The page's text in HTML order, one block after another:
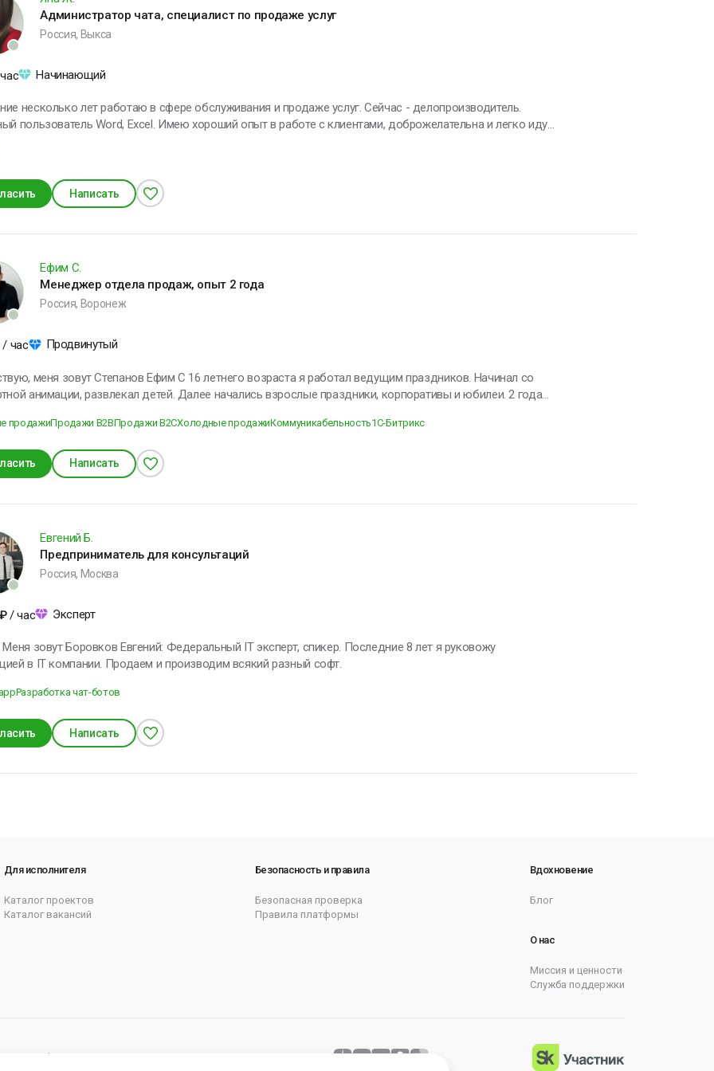
Администратор чата, специалист по продаже услуг
Россия, Выкса
Начинающий
несколько лет работаю в сфере обслуживания и продаже услуг. Сейчас - делопроизводитель.
Word, Excel. Имею хороший опыт в работе с клиентами, доброжелательна и легко иду
Написать
Ефим С.
Менеджер отдела продаж, опыт 2 года
Россия, Воронеж
/ час Продвинутый
Степанов Ефим С 16 летнего возраста я работал ведущим праздников. Начинал со
анимации, развлекал детей. Далее начались взрослые праздники, корпоративы и юбилеи. 2 года
продающей продукт для бизнеса. До этого продавал онлайн-курсы для 10-11 классов.
умение договориться с клиентом и главное - продавать Из любимых
игры, времяпрепровождение с друзьями, спорт зал Я люблю и готов делиться опытом
продажиПродажи B2BПродажи B2CХолодные продажиКоммуникабельность1C-Битрикс
Написать
Евгений Б.
Предприниматель для консультаций
Россия, Москва
₽ / час Эксперт
зовут Боровков Евгений: Федеральный IT эксперт, спикер. Последние 8 лет я руковожу
в IT компании. Продаем и производим всякий разный софт.
Разработка чат-ботов
Написать
Для исполнителя
Каталог проектов
Каталог вакансий
Безопасность и правила
Безопасная проверка
Правила платформы
Вдохновение
Блог
О нас
Миссия и ценности
Служба поддержки
cookie